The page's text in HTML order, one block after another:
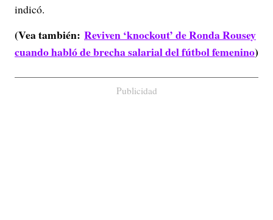
indicó.
(Vea también: Reviven ‘knockout’ de Ronda Rousey
cuando habló de brecha salarial del fútbol femenino)
Publicidad